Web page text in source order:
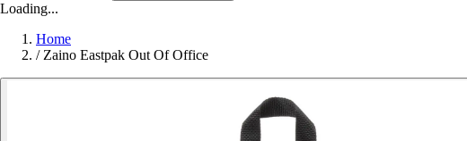
Loading...
Home
/ Zaino Eastpak Out Of Office